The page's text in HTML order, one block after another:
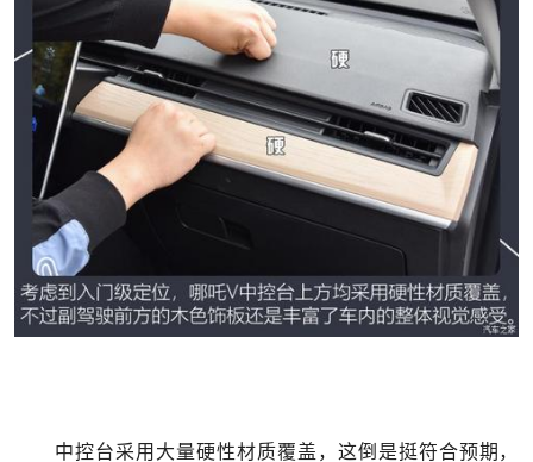
中控台采用大量硬性材质覆盖，这倒是挺符合预期，